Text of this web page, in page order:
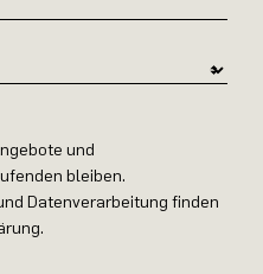
und
bleiben.
Datenverarbeitung finden